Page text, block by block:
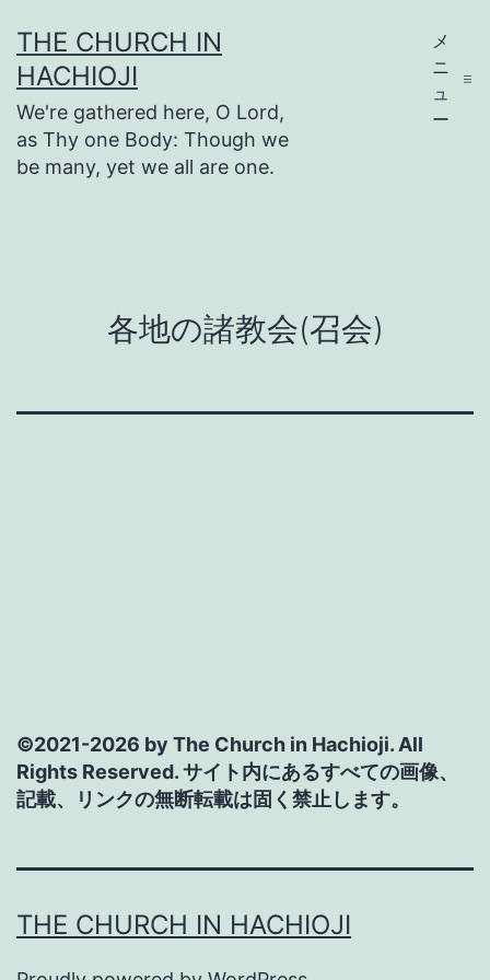
ン
テ
ツ
THE CHURCH IN
HACHIOJI
We're gathered here, O Lord,
as Thy one Body: Though we
be many, yet we all are one.
メ
ニ
ュ
ー
各地の諸教会(召会)
©2021-2026 by The Church in Hachioji. All
Rights Reserved. サイト内にあるすべての画像、
記載、リンクの無断転載は固く禁止します。
THE CHURCH IN HACHIOJI